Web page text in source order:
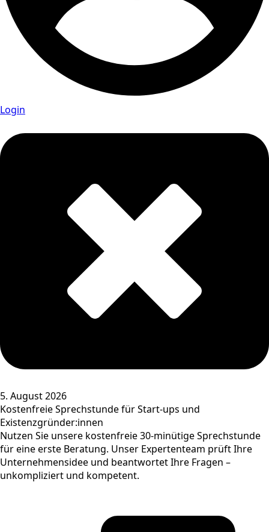
Login
5. August 2026
Kostenfreie Sprechstunde für Start-ups und
Existenzgründer:innen
Nutzen Sie unsere kostenfreie 30-minütige Sprechstunde
für eine erste Beratung. Unser Expertenteam prüft Ihre
Unternehmensidee und beantwortet Ihre Fragen –
unkompliziert und kompetent.